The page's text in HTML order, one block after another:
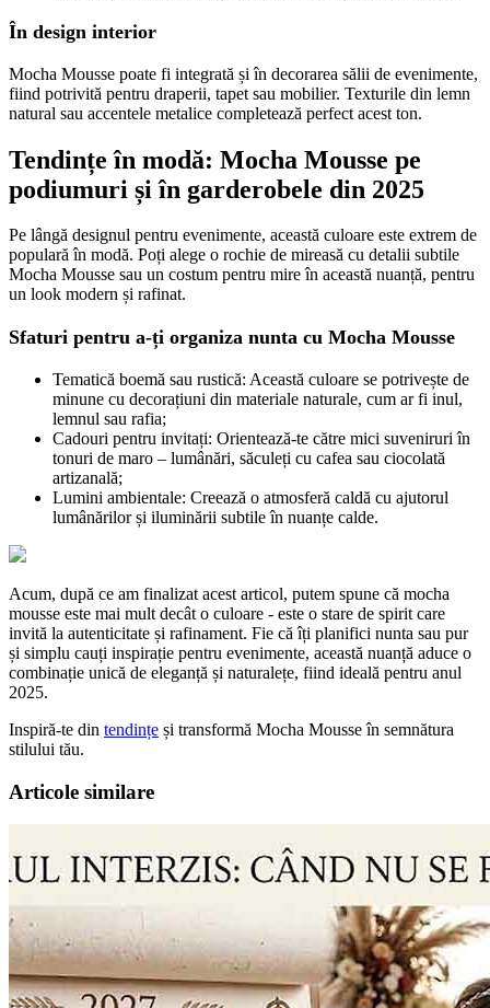
În design interior
Mocha Mousse poate fi integrată și în decorarea sălii de evenimente,
fiind potrivită pentru draperii, tapet sau mobilier. Texturile din lemn
natural sau accentele metalice completează perfect acest ton.
Tendințe în modă: Mocha Mousse pe
podiumuri și în garderobele din 2025
Pe lângă designul pentru evenimente, această culoare este extrem de
populară în modă. Poți alege o rochie de mireasă cu detalii subtile
Mocha Mousse sau un costum pentru mire în această nuanță, pentru
un look modern și rafinat.
Sfaturi pentru a-ți organiza nunta cu Mocha Mousse
Tematică boemă sau rustică: Această culoare se potrivește de
minune cu decorațiuni din materiale naturale, cum ar fi inul,
lemnul sau rafia;
Cadouri pentru invitați: Orientează-te către mici suveniruri în
tonuri de maro – lumânări, săculeți cu cafea sau ciocolată
artizanală;
Lumini ambientale: Creează o atmosferă caldă cu ajutorul
lumânărilor și iluminării subtile în nuanțe calde.
Acum, după ce am finalizat acest articol, putem spune că mocha
mousse este mai mult decât o culoare - este o stare de spirit care
invită la autenticitate și rafinament. Fie că îți planifici nunta sau pur
și simplu cauți inspirație pentru evenimente, această nuanță aduce o
combinație unică de eleganță și naturalețe, fiind ideală pentru anul
2025.
Inspiră-te din tendințe și transformă Mocha Mousse în semnătura
stilului tău.
Articole similare